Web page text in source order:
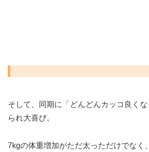
そして、同期に「どんどんカッコ良く
られ大喜び。
7kgの体重増加がただ太っただけでなく